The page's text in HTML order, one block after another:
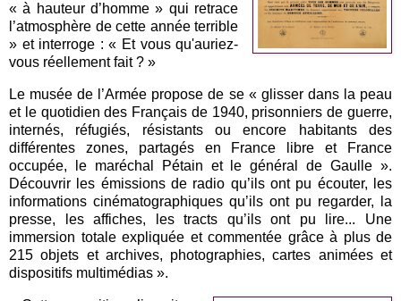
« à hauteur d’homme » qui retrace
l’atmosphère de cette année terrible
» et interroge : « Et vous qu'auriez-
vous réellement fait ? »
Le musée de l’Armée propose de se « glisser dans la peau
et le quotidien des Français de 1940, prisonniers de guerre,
internés, réfugiés, résistants ou encore habitants des
différentes zones, partagés en France libre et France
occupée, le maréchal Pétain et le général de Gaulle ».
Découvrir les émissions de radio qu’ils ont pu écouter, les
informations cinématographiques qu’ils ont pu regarder, la
presse, les affiches, les tracts qu’ils ont pu lire... Une
immersion totale expliquée et commentée grâce à plus de
215 objets et archives, photographies, cartes animées et
dispositifs multimédias ».